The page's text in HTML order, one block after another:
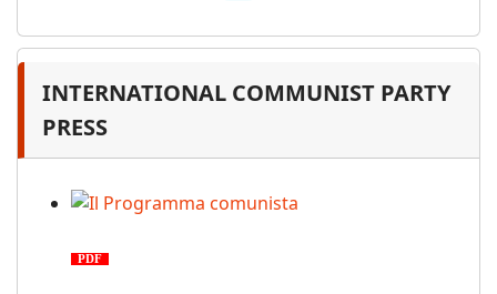
INTERNATIONAL COMMUNIST PARTY
PRESS
PDF